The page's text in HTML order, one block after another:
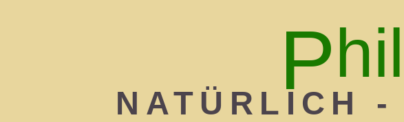
P
NATÜRLICH -